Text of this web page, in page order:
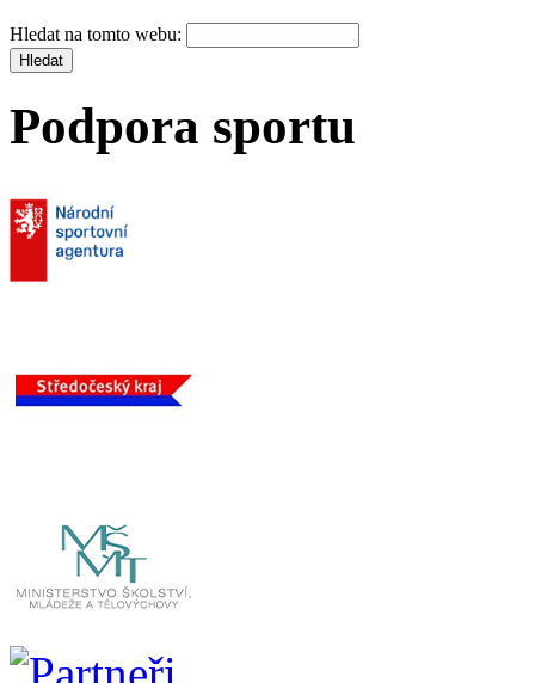
Hledat na tomto webu:
Podpora sportu